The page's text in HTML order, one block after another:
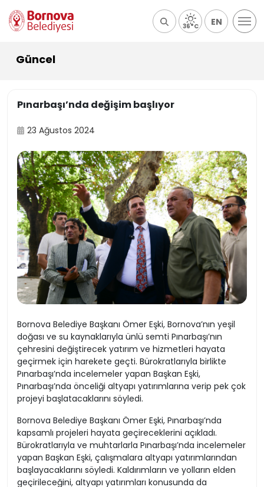
36°C EN
Güncel
Pınarbaşı’nda değişim başlıyor
23 Ağustos 2024
Bornova Belediye Başkanı Ömer Eşki, Bornova’nın yeşil
doğası ve su kaynaklarıyla ünlü semti Pınarbaşı’nın
çehresini değiştirecek yatırım ve hizmetleri hayata
geçirmek için harekete geçti. Bürokratlarıyla birlikte
Pınarbaşı’nda incelemeler yapan Başkan Eşki,
Pınarbaşı’nda önceliği altyapı yatırımlarına verip pek çok
projeyi başlatacaklarını söyledi.
Bornova Belediye Başkanı Ömer Eşki, Pınarbaşı’nda
kapsamlı projeleri hayata geçireceklerini açıkladı.
Bürokratlarıyla ve muhtarlarla Pınarbaşı’nda incelemeler
yapan Başkan Eşki, çalışmalara altyapı yatırımlarından
başlayacaklarını söyledi. Kaldırımların ve yolların elden
geçirileceğini, altyapı yatırımları konusunda da